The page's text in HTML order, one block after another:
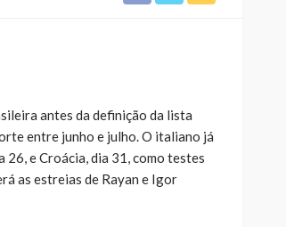
antes da definição da lista
entre junho e julho. O italiano já
e Croácia, dia 31, como testes
as estreias de Rayan e Igor